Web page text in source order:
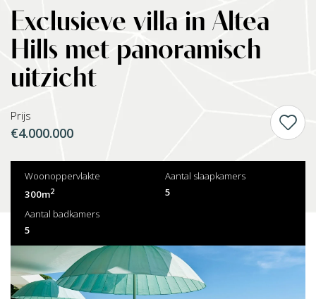
Exclusieve villa in Altea
Hills met panoramisch
uitzicht
Prijs
€4.000.000
Woonoppervlakte
300m2
Aantal slaapkamers
5
Aantal badkamers
5